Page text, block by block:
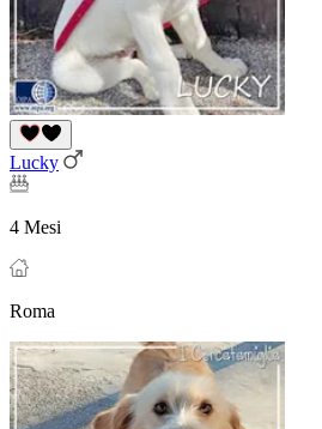
Lucky
4 Mesi
Roma